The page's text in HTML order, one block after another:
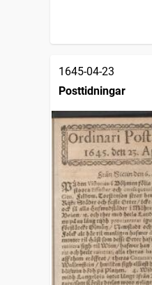
1645-04-23
Posttidningar